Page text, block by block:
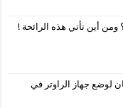
ومن أين تأتي هذه الرائحة !
لوضع جهاز الراوتر في